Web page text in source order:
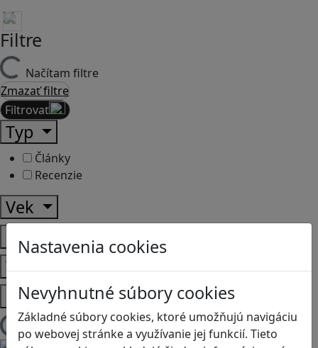
Nastavenia cookies
Nevyhnutné súbory cookies
Základné súbory cookies, ktoré umožňujú navigáciu
po webovej stránke a využívanie jej funkcií. Tieto
Filtre
Načítam filtre
Zmazať filtre
Filtrovať
Typ
Články
Recenzie
Vek
Predmety
Témy
Platformy
Načítam blogy